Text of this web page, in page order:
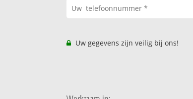
Uw gegevens zijn veilig bij ons!